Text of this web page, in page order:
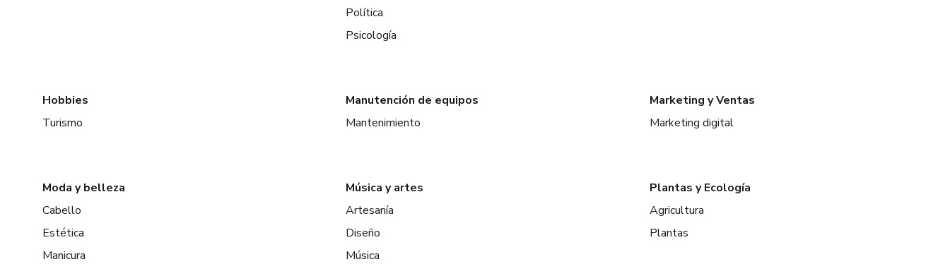
Política
Psicología
Hobbies
Turismo
Manutención de equipos
Mantenimiento
Marketing y Ventas
Marketing digital
Moda y belleza
Cabello
Estética
Manicura
Música y artes
Artesanía
Diseño
Música
Plantas y Ecología
Agricultura
Plantas